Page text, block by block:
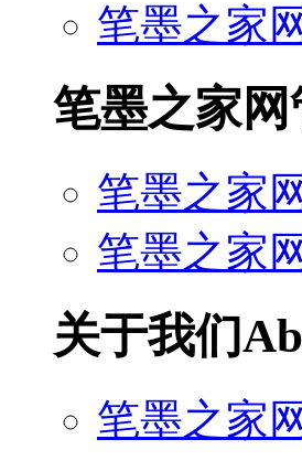
笔墨之家
笔墨之家
笔墨之家
笔墨之家
关于我们
笔墨之家